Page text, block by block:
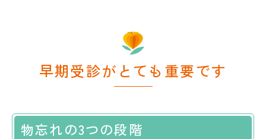
早期受診がとても重要です
物忘れの3つの段階